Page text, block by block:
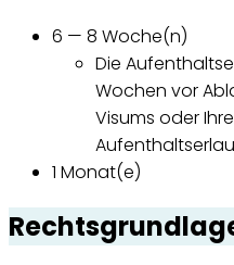
6 — 8 Woche(n)
Die
Wochen vor
Visums oder
1 Monat(e)